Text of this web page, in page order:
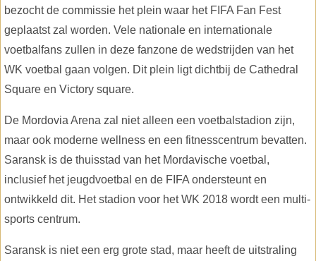
bezocht de commissie het plein waar het FIFA Fan Fest
geplaatst zal worden. Vele nationale en internationale
voetbalfans zullen in deze fanzone de wedstrijden van het
WK voetbal gaan volgen. Dit plein ligt dichtbij de Cathedral
Square en Victory square.
De Mordovia Arena zal niet alleen een voetbalstadion zijn,
maar ook moderne wellness en een fitnesscentrum bevatten.
Saransk is de thuisstad van het Mordavische voetbal,
inclusief het jeugdvoetbal en de FIFA ondersteunt en
ontwikkeld dit. Het stadion voor het WK 2018 wordt een multi-
sports centrum.
Saransk is niet een erg grote stad, maar heeft de uitstraling